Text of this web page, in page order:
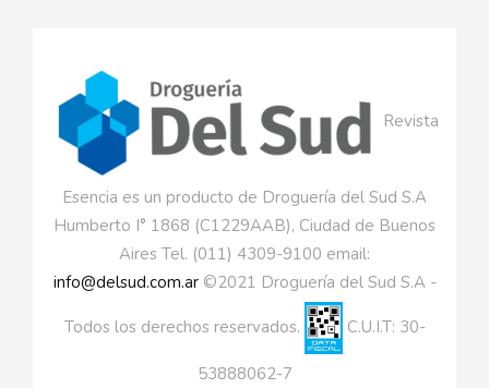
Revista
Esencia es un producto de Droguería del Sud S.A
Humberto I° 1868 (C1229AAB), Ciudad de Buenos
Aires Tel. (011) 4309-9100 email:
info@delsud.com.ar©2021 Droguería del Sud S.A -
Todos los derechos reservados. C.U.I.T: 30-
53888062-7